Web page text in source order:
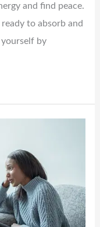
and find peace.
to absorb and
by